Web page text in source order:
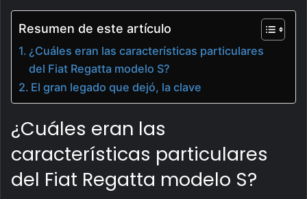
Resumen de este artículo
¿Cuáles eran las características particulares
del Fiat Regatta modelo S?
El gran legado que dejó, la clave
¿Cuáles eran las
características particulares
del Fiat Regatta modelo S?